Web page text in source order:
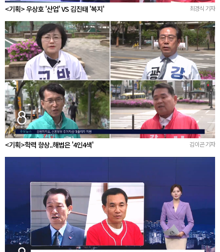
<기획> 우상호 '산업' VS 김진태 '복지' 최경식 기자
<기획>학력 향상..해법은 '4인4색' 김이곤 기자